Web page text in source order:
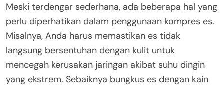
Meski terdengar sederhana, ada beberapa hal yang
perlu diperhatikan dalam penggunaan kompres es.
Misalnya, Anda harus memastikan es tidak
langsung bersentuhan dengan kulit untuk
mencegah kerusakan jaringan akibat suhu dingin
yang ekstrem. Sebaiknya bungkus es dengan kain